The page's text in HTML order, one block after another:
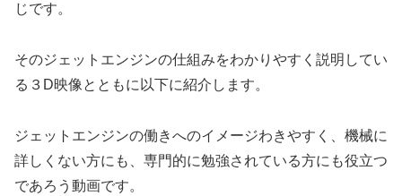
じです。
そのジェットエンジンの仕組みをわかりやすく説明してい
る３D映像とともに以下に紹介します。
ジェットエンジンの働きへのイメージわきやすく、機械に
詳しくない方にも、専門的に勉強されている方にも役立つ
であろう動画です。